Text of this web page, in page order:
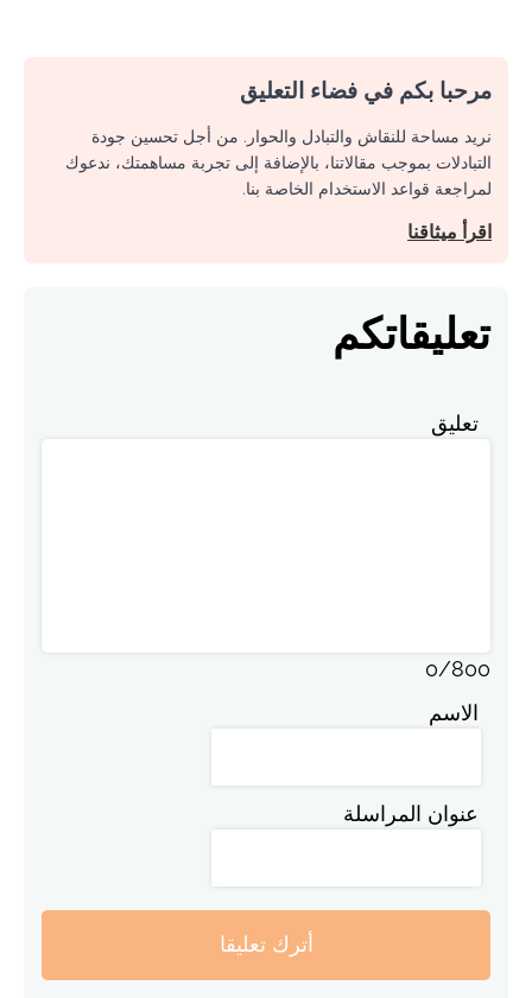
مرحبا بكم في فضاء التعليق
نريد مساحة للنقاش والتبادل والحوار. من أجل تحسين جودة
التبادلات بموجب مقالاتنا، بالإضافة إلى تجربة مساهمتك، ندعوك
لمراجعة قواعد الاستخدام الخاصة بنا.
اقرأ ميثاقنا
تعليقاتكم
تعليق
0/800
الاسم
عنوان المراسلة
أترك تعليقا